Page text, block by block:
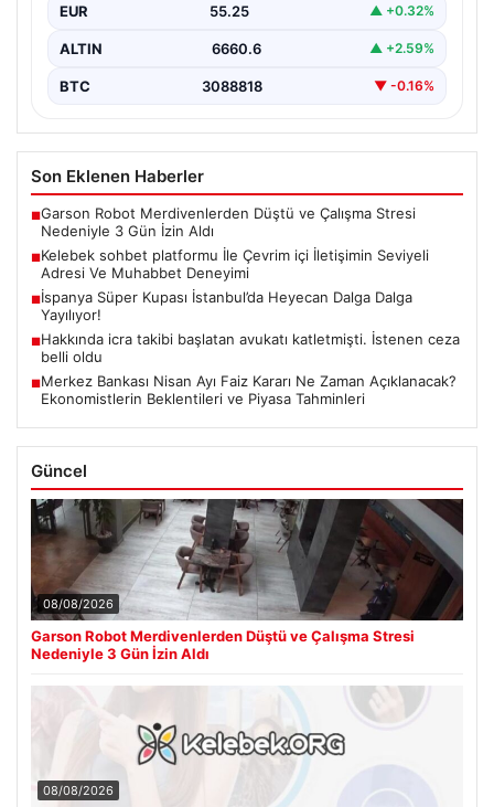
birçok…
EUR 55.25 ▲ +0.32%
ALTIN 6660.6 ▲ +2.59%
BTC 3088818 ▼ -0.16%
Son Eklenen Haberler
■Garson Robot Merdivenlerden Düştü ve Çalışma Stresi
Nedeniyle 3 Gün İzin Aldı
■Kelebek sohbet platformu İle Çevrim içi İletişimin Seviyeli
Adresi Ve Muhabbet Deneyimi
■İspanya Süper Kupası İstanbul’da Heyecan Dalga Dalga
Yayılıyor!
■Hakkında icra takibi başlatan avukatı katletmişti. İstenen ceza
belli oldu
■Merkez Bankası Nisan Ayı Faiz Kararı Ne Zaman Açıklanacak?
Ekonomistlerin Beklentileri ve Piyasa Tahminleri
Güncel
08/08/2026
Garson Robot Merdivenlerden Düştü ve Çalışma Stresi
Nedeniyle 3 Gün İzin Aldı
08/08/2026